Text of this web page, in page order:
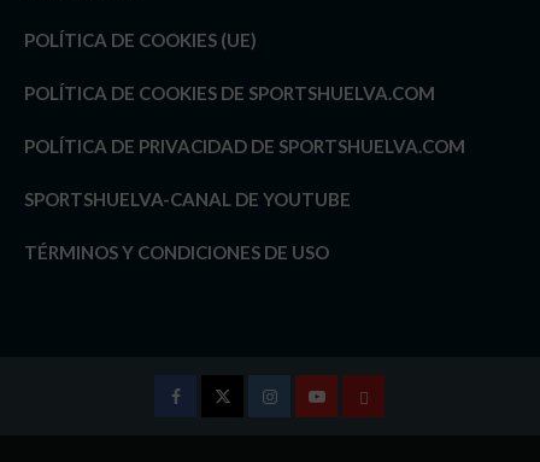
POLÍTICA DE COOKIES (UE)
POLÍTICA DE COOKIES DE SPORTSHUELVA.COM
POLÍTICA DE PRIVACIDAD DE SPORTSHUELVA.COM
SPORTSHUELVA-CANAL DE YOUTUBE
TÉRMINOS Y CONDICIONES DE USO
InstagramYoutubeTÉRMINOS